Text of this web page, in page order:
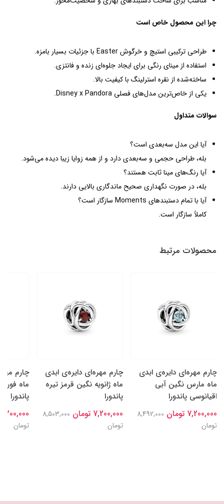
چرا این محصول خاص است
طراحی ترکیبی استیچ و خرگوش Easter با جزئیات بسیار بامزه.
استفاده از مینای رنگی برای ایجاد جلوه‌ای زنده و فانتزی.
ساخته‌شده از نقره استرلینگ با کیفیت بالا.
یکی از خاص‌ترین مدل‌های فصلی Disney x Pandora.
سوالات متداول
آیا این مدل سه‌بعدی است؟
بله، طراحی حجمی و سه‌بعدی دارد و از همه زوایا زیبا دیده می‌شود.
آیا رنگ‌های مینا ثابت هستند؟
بله، در صورت نگهداری صحیح ماندگاری بالایی دارند.
آیا با تمام دستبندهای Moments سازگار است؟
کاملاً سازگار است.
محصولات مرتبط
چارم مهره‌ای دایره‌ی ابدی
ماه مارس نگین آبی
اقیانوسی پاندورا
7,200,000 تومان
8,492,000
تومان
چارم مهره‌ای دایره‌ی ابدی
ماه ژانویه نگین قرمز تیره
پاندورا
7,200,000 تومان
8,503,000
تومان
چارم
ماه
پاندورا
7,200,000
تومان